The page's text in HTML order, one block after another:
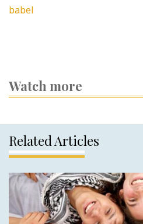
babel
Watch more
Related Articles